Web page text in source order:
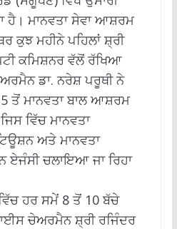
ਹੈ। ਮਾਨਵਤਾ ਸੇਵਾ ਆਸ਼ਰਮ
ਕੁਝ ਮਹੀਨੇ ਪਹਿਲਾਂ ਸ਼੍ਰੀ
ਕਮਿਸ਼ਨਰ ਵੱਲੋਂ ਰੱਖਿਆ
ਡਾ. ਨਰੇਸ਼ ਪਰੂਥੀ ਨੇ
ਤੋਂ ਮਾਨਵਤਾ ਬਾਲ ਆਸ਼ਰਮ
ਵਿੱਚ ਮਾਨਵਤਾ
ਅਤੇ ਮਾਨਵਤਾ
ਚਲਾਇਆ ਜਾ ਰਿਹਾ
ਹਰ ਸਮੇਂ 8 ਤੋਂ 10 ਬੱਚੇ
ਚੇਅਰਮੈਨ ਸ਼੍ਰੀ ਰਜਿੰਦਰ